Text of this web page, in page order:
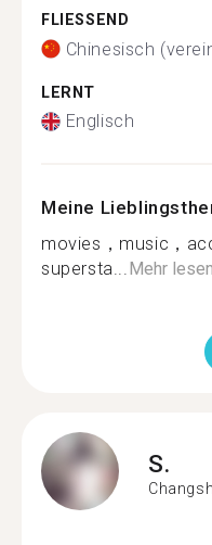
FLIESSEND
Chinesisch
LERNT
Englisch
Meine
movies，music，
supersta...Mehr lesen
S.